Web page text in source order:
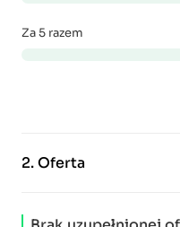
Za 5 razem
2.Oferta